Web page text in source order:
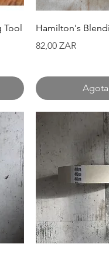
Tool
Vista
Hamilton's
Precio
82,00 ZAR